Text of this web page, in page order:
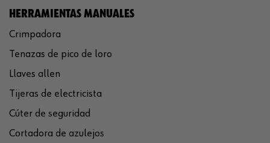
HERRAMIENTAS MANUALES
Crimpadora
Tenazas de pico de loro
Llaves allen
Tijeras de electricista
Cúter de seguridad
Cortadora de azulejos